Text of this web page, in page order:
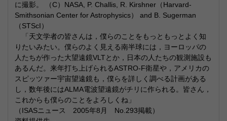
に撮影。 （C）NASA, P. Challis, R. Kirshner（Harvard-
Smithsonian Center for Astrophysics） and B. Sugerman
（STScI）
「天文学者の皆さんは，僕らのことをもっともっとよく知
りたいみたい。僕らのよく見える南半球には，ヨーロッパの
人たちが作った大望遠鏡VLTとか，日本の人たちの観測施設も
あるんだ。来年打ち上げられるASTRO-F衛星や，アメリカの
スピッツァー宇宙望遠鏡も，僕らを詳しく調べる計画がある
し，数年後にはALMA電波望遠鏡がチリに作られる。皆さん，
これからも僕らのことをよろしくね」
（ISASニュース 2005年8月 No.293掲載）